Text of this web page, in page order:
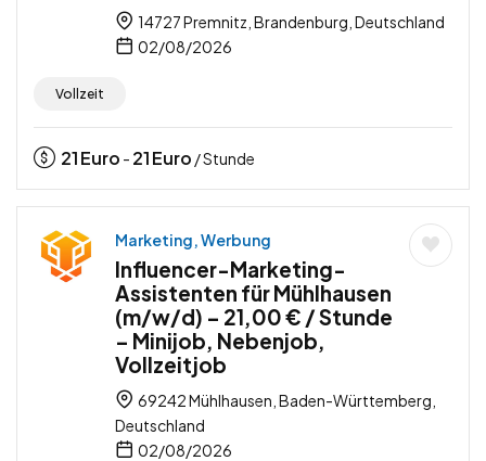
14727 Premnitz, Brandenburg, Deutschland
02/08/2026
Vollzeit
21Euro - 21Euro / Stunde
Marketing, Werbung
Influencer-Marketing-
Assistenten für Mühlhausen
(m/w/d) – 21,00 € / Stunde
– Minijob, Nebenjob,
Vollzeitjob
69242 Mühlhausen, Baden-Württemberg,
Deutschland
02/08/2026